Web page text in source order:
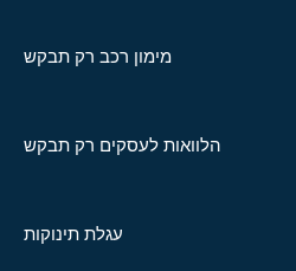
מימון רכב רק תבקש
הלוואות לעסקים רק תבקש
עגלת תינוקות